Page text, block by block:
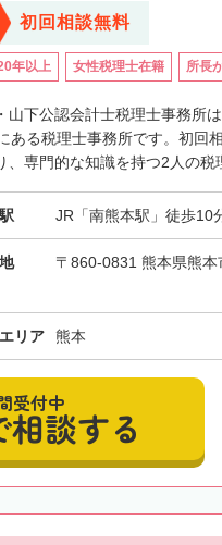
初回相談無料
年以上 女性税理士在籍 所長
山下公認会計士税理士事務所
ある税理士事務所です。初回
、専門的な知識を持つ2人の税
JR「南熊本駅」徒歩10
〒860-0831 熊本県熊
リア 熊本
受付中
談する